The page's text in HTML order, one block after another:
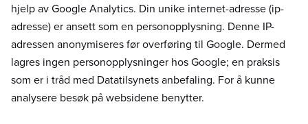
hjelp av Google Analytics. Din unike internet-adresse (ip-
adresse) er ansett som en personopplysning. Denne IP-
adressen anonymiseres før overføring til Google. Dermed
lagres ingen personopplysninger hos Google; en praksis
som er i tråd med Datatilsynets anbefaling. For å kunne
analysere besøk på websidene benytter.